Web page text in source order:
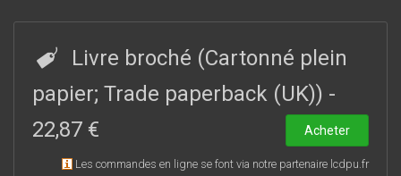
déplacer (ou à essayer de déplacer) le circonstant est la
procédure la plus généralement mise en œuvre. Mais
d’autres critères doivent être pris en compte : la ponctuation,
qui joue un rôle prépondérant, l’entourage contextuel du
circonstant, sa valeur sémantique propre, sa catégorie
syntaxique, sa suppressibilité, etc. Au total, c’est une série de
regards croisés qui est portée sur la fonction circonstant, la
Livre broché (Cartonné plein
papier; Trade paperback (UK)) -
22,87 €
Acheter
Les commandes en ligne se font via notre partenaire lcdpu.fr